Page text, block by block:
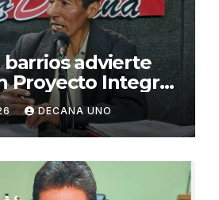
advierte
Proyecto Integral
para
DECANA UNO